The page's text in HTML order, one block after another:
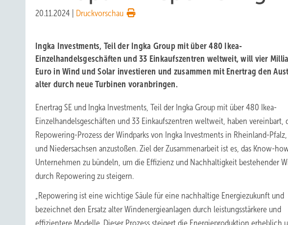
20.11.2024 Druckvorschau
Ingka Investments, Teil der Ingka Group mit über 480 Ikea-
Einzelhandelsgeschäften und 33 Einkaufszentren weltweit, will vier
Euro in Wind und Solar investieren und zusammen mit Enertrag den
alter durch neue Turbinen voranbringen.
Enertrag SE und Ingka Investments, Teil der Ingka Group mit über 480 Ikea-
Einzelhandelsgeschäften und 33 Einkaufszentren weltweit, haben vereinbart,
Repowering-Prozess der Windparks von Ingka Investments in Rheinland-Pfalz,
und Niedersachsen anzustoßen. Ziel der Zusammenarbeit ist es, das Know-
Unternehmen zu bündeln, um die Effizienz und Nachhaltigkeit bestehender
durch Repowering zu steigern.
„Repowering ist eine wichtige Säule für eine nachhaltige Energiezukunft und
bezeichnet den Ersatz alter Windenergieanlagen durch leistungsstärkere und
effizientere Modelle. Dieser Prozess steigert die Energieproduktion erheblich